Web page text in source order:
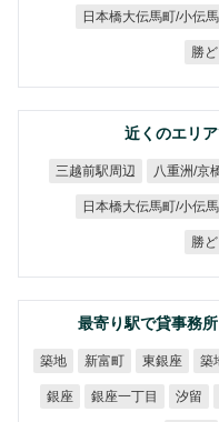
日本橋大伝馬町/小伝
勝
近くのエリ
三越前駅周辺 八重洲/京
日本橋大伝馬町/小伝
勝
最寄り駅で貸事務
築地 新富町 東銀座 築
銀座 銀座一丁目 汐留